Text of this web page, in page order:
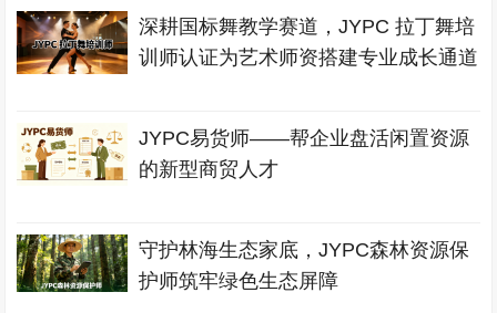
深耕国标舞教学赛道，JYPC 拉丁舞培
训师认证为艺术师资搭建专业成长通道
JYPC易货师——帮企业盘活闲置资源
的新型商贸人才
守护林海生态家底，JYPC森林资源保
护师筑牢绿色生态屏障